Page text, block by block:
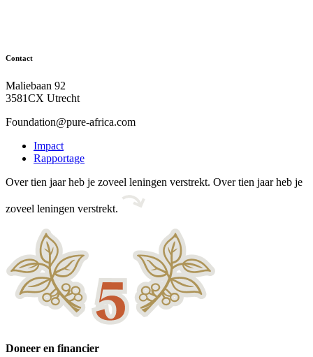
Contact
Maliebaan 92
3581CX Utrecht
Foundation@pure-africa.com
Impact
Rapportage
Over tien jaar heb je zoveel leningen verstrekt. Over tien jaar heb je
zoveel leningen verstrekt.
Doneer en financier